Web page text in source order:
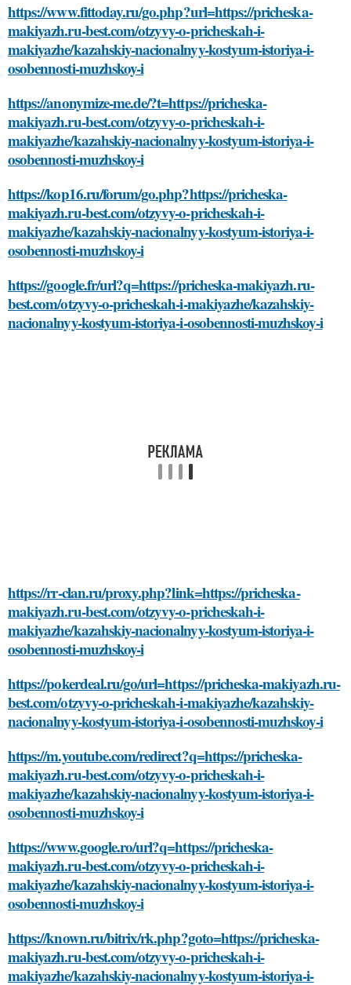
https://www.fittoday.ru/go.php?url=https://pricheska-
makiyazh.ru-best.com/otzyvy-o-pricheskah-i-
makiyazhe/kazahskiy-nacionalnyy-kostyum-istoriya-i-
osobennosti-muzhskoy-i
https://anonymize-me.de/?t=https://pricheska-
makiyazh.ru-best.com/otzyvy-o-pricheskah-i-
makiyazhe/kazahskiy-nacionalnyy-kostyum-istoriya-i-
osobennosti-muzhskoy-i
https://kop16.ru/forum/go.php?https://pricheska-
makiyazh.ru-best.com/otzyvy-o-pricheskah-i-
makiyazhe/kazahskiy-nacionalnyy-kostyum-istoriya-i-
osobennosti-muzhskoy-i
https://google.fr/url?q=https://pricheska-makiyazh.ru-
best.com/otzyvy-o-pricheskah-i-makiyazhe/kazahskiy-
nacionalnyy-kostyum-istoriya-i-osobennosti-muzhskoy-i
https://rr-clan.ru/proxy.php?link=https://pricheska-
makiyazh.ru-best.com/otzyvy-o-pricheskah-i-
makiyazhe/kazahskiy-nacionalnyy-kostyum-istoriya-i-
osobennosti-muzhskoy-i
https://pokerdeal.ru/go/url=https://pricheska-makiyazh.ru-
best.com/otzyvy-o-pricheskah-i-makiyazhe/kazahskiy-
nacionalnyy-kostyum-istoriya-i-osobennosti-muzhskoy-i
https://m.youtube.com/redirect?q=https://pricheska-
makiyazh.ru-best.com/otzyvy-o-pricheskah-i-
makiyazhe/kazahskiy-nacionalnyy-kostyum-istoriya-i-
osobennosti-muzhskoy-i
https://www.google.ro/url?q=https://pricheska-
makiyazh.ru-best.com/otzyvy-o-pricheskah-i-
makiyazhe/kazahskiy-nacionalnyy-kostyum-istoriya-i-
osobennosti-muzhskoy-i
https://known.ru/bitrix/rk.php?goto=https://pricheska-
makiyazh.ru-best.com/otzyvy-o-pricheskah-i-
makiyazhe/kazahskiy-nacionalnyy-kostyum-istoriya-i-